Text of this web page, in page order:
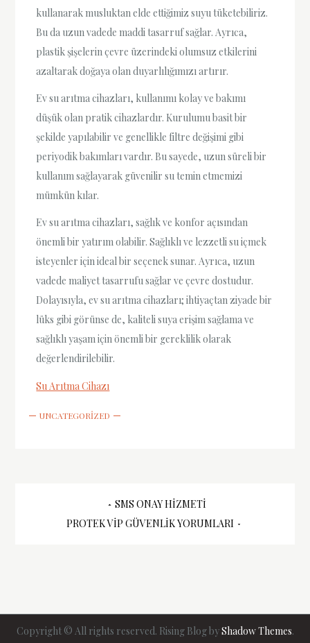
kullanarak musluktan elde ettiğimiz suyu tüketebiliriz.
Bu da uzun vadede maddi tasarruf sağlar. Ayrıca,
plastik şişelerin çevre üzerindeki olumsuz etkilerini
azaltarak doğaya olan duyarlılığımızı artırır.
Ev su arıtma cihazları, kullanımı kolay ve bakımı
düşük olan pratik cihazlardır. Kurulumu basit bir
şekilde yapılabilir ve genellikle filtre değişimi gibi
periyodik bakımları vardır. Bu sayede, uzun süreli bir
kullanım sağlayarak güvenilir su temin etmemizi
mümkün kılar.
Ev su arıtma cihazları, sağlık ve konfor açısından
önemli bir yatırım olabilir. Sağlıklı ve lezzetli su içmek
isteyenler için ideal bir seçenek sunar. Ayrıca, uzun
vadede maliyet tasarrufu sağlar ve çevre dostudur.
Dolayısıyla, ev su arıtma cihazları; ihtiyaçtan ziyade bir
lüks gibi görünse de, kaliteli suya erişim sağlama ve
sağlıklı yaşam için önemli bir gereklilik olarak
değerlendirilebilir.
Su Arıtma Cihazı
UNCATEGORIZED
Yazı
SMS ONAY HIZMETI
PROTEK VIP GÜVENLIK YORUMLARI
Copyright © All rights reserved. Rising Blog byShadow Themes.